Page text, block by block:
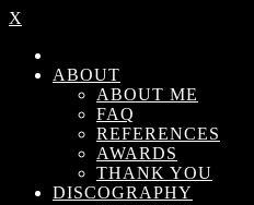
X
ABOUT
ABOUT ME
FAQ
REFERENCES
AWARDS
THANK YOU
DISCOGRAPHY